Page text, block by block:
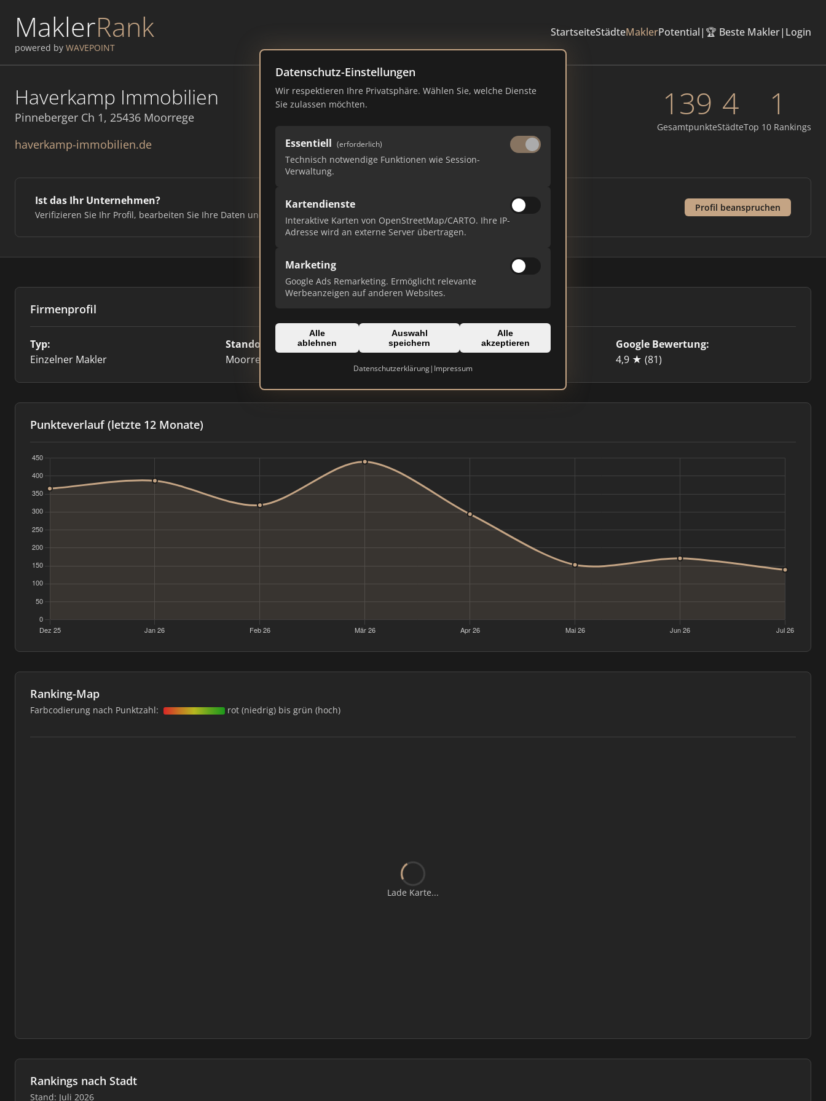
MaklerRank
powered by WAVEPOINT
StartseiteStädteMaklerPotential| 🏆 Beste Makler| Login
Datenschutz-Einstellungen
Wir respektieren Ihre Privatsphäre. Wählen Sie, welche Dienste
Sie zulassen möchten.
Essentiell (erforderlich)
Technisch notwendige Funktionen wie Session-
Verwaltung.
Kartendienste
Interaktive Karten von OpenStreetMap/CARTO. Ihre IP-
Adresse wird an externe Server übertragen.
Marketing
Google Ads Remarketing. Ermöglicht relevante
Werbeanzeigen auf anderen Websites.
Alle
ablehnen
Auswahl
speichern
Alle
akzeptieren
Datenschutzerklärung| Impressum
Haverkamp Immobilien
Pinneberger Ch 1, 25436 Moorrege
haverkamp-immobilien.de
139
Gesamtpunkte
4
Städte
1
Top 10 Rankings
Ist das Ihr Unternehmen?
Verifizieren Sie Ihr Profil, bearbeiten Sie Ihre Daten und erhalten Sie monatliche Ranking-Updates.
Profil beanspruchen
Firmenprofil
Typ:
Einzelner Makler
Standort:
Moorrege
Domain:
Google Bewertung:
4,9 ★ (81)
Punkteverlauf (letzte 12 Monate)
Ranking-Map
Farbcodierung nach Punktzahl: rot (niedrig) bis grün (hoch)
Lade Karte...
Rankings nach Stadt
Stand: Juli 2026